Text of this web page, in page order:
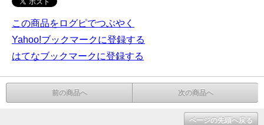
この商品をログピでつぶやく
Yahoo!ブックマークに登録する
はてなブックマークに登録する
前の商品へ 次の商品へ
ページの先頭へ戻る